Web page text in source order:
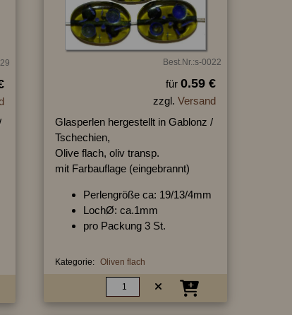
Best.Nr.:s-0022
für 0.59 €
zzgl. Versand
Glasperlen hergestellt in Gablonz /
Tschechien,
Olive flach, oliv transp.
mit Farbauflage (eingebrannt)
Perlengröße ca: 19/13/4mm
LochØ: ca.1mm
pro Packung 3 St.
Kategorie: Oliven flach